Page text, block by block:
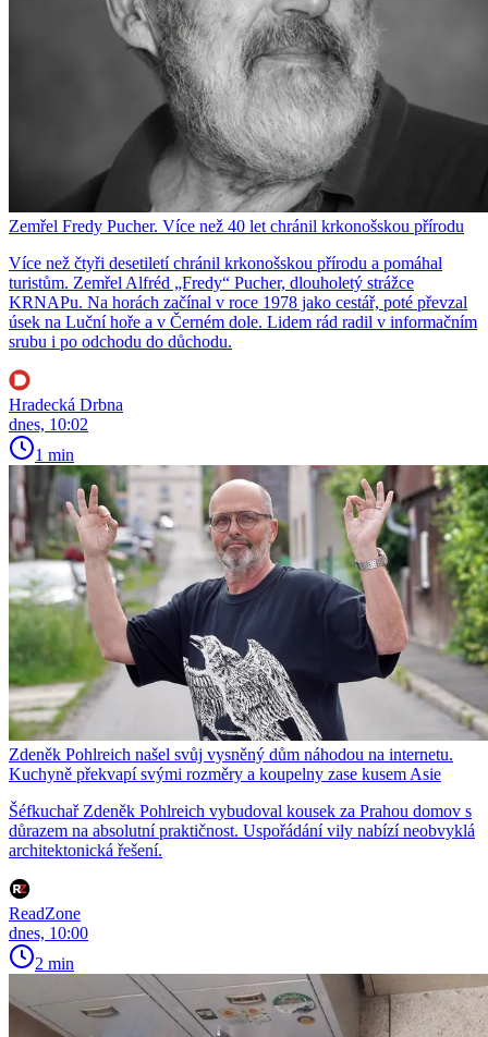
Zemřel Fredy Pucher. Více než 40 let chránil krkonošskou přírodu
Více než čtyři desetiletí chránil krkonošskou přírodu a pomáhal
turistům. Zemřel Alfréd „Fredy“ Pucher, dlouholetý strážce
KRNAPu. Na horách začínal v roce 1978 jako cestář, poté převzal
úsek na Luční hoře a v Černém dole. Lidem rád radil v informačním
srubu i po odchodu do důchodu.
Hradecká Drbna
dnes, 10:02
1 min
Zdeněk Pohlreich našel svůj vysněný dům náhodou na internetu.
Kuchyně překvapí svými rozměry a koupelny zase kusem Asie
Šéfkuchař Zdeněk Pohlreich vybudoval kousek za Prahou domov s
důrazem na absolutní praktičnost. Uspořádání vily nabízí neobvyklá
architektonická řešení.
ReadZone
dnes, 10:00
2 min